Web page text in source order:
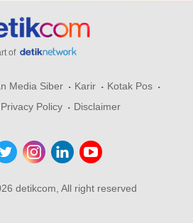
of
Media Siber Karir
Kotak Pos
Privacy Policy Disclaimer
detikcom, All right reserved